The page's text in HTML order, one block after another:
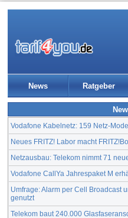
News Ratgeber
Vodafone Kabelnetz: 159 Netz-
Neues FRITZ! Labor macht
Netzausbau: Telekom nimmt 71
Vodafone CallYa Jahrespaket M
Umfrage: Alarm per Cell Broadcast
genutzt
Telekom baut 240.000